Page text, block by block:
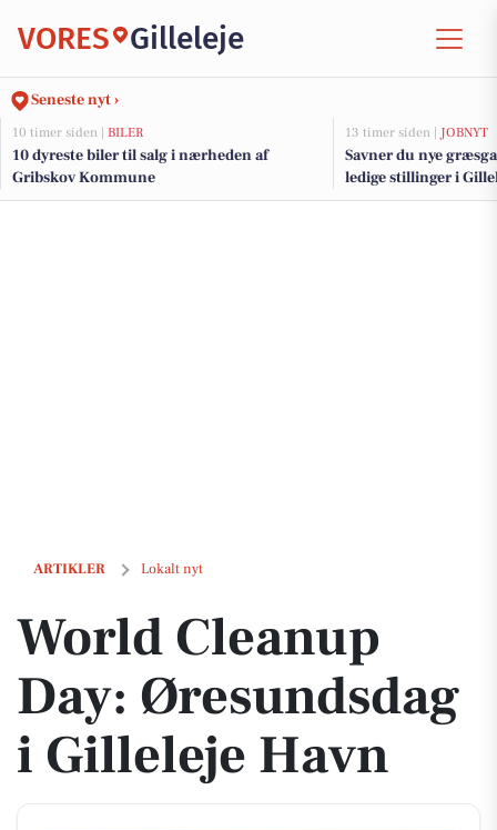
VORES Gilleleje
Seneste nyt ›
10 timer siden | BILER
10 dyreste biler til salg i nærheden af
Gribskov Kommune
13 timer siden | JOBNYT
Savner du nye
ledige stillinger i
ARTIKLER Lokalt nyt
World Cleanup Day: Øresundsdag i Gilleleje Havn
World Cleanup
Day: Øresundsdag
i Gilleleje Havn